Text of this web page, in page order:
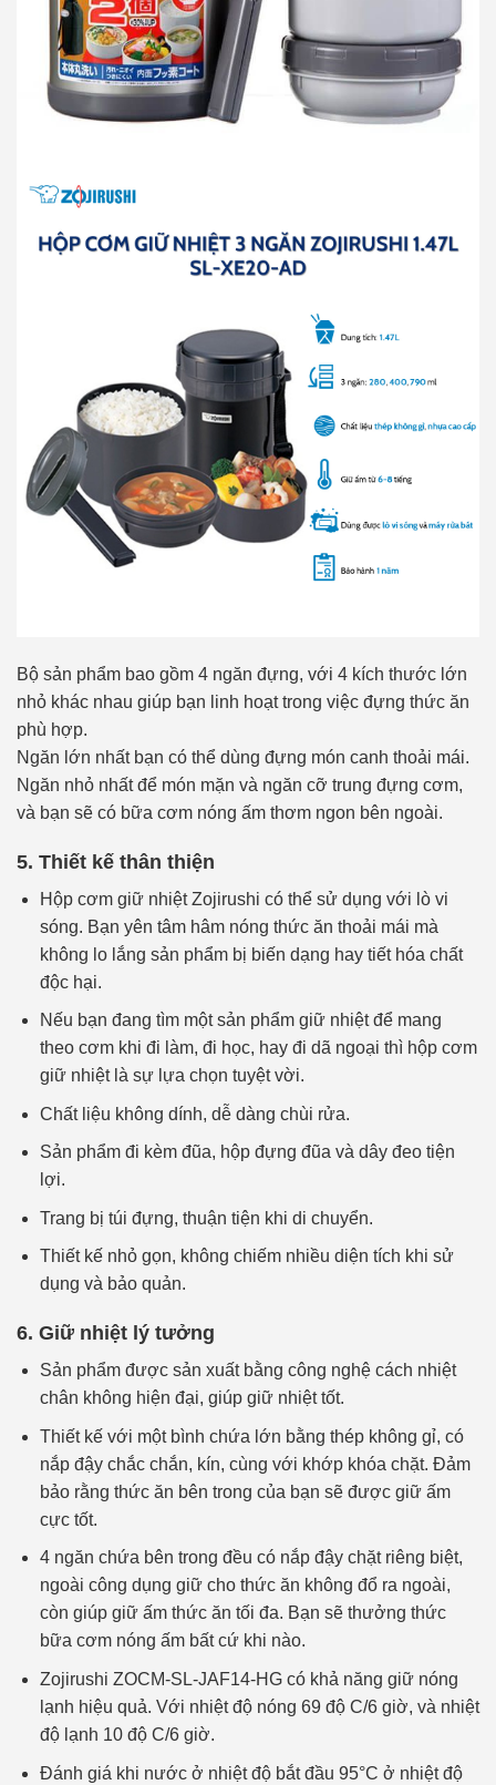
Bộ sản phẩm bao gồm 4 ngăn đựng, với 4 kích thước lớn
nhỏ khác nhau giúp bạn linh hoạt trong việc đựng thức ăn
phù hợp.
Ngăn lớn nhất bạn có thể dùng đựng món canh thoải mái.
Ngăn nhỏ nhất để món mặn và ngăn cỡ trung đựng cơm,
và bạn sẽ có bữa cơm nóng ấm thơm ngon bên ngoài.
5. Thiết kế thân thiện
Hộp cơm giữ nhiệt Zojirushi có thể sử dụng với lò vi
sóng. Bạn yên tâm hâm nóng thức ăn thoải mái mà
không lo lắng sản phẩm bị biến dạng hay tiết hóa chất
độc hại.
Nếu bạn đang tìm một sản phẩm giữ nhiệt để mang
theo cơm khi đi làm, đi học, hay đi dã ngoại thì hộp cơm
giữ nhiệt là sự lựa chọn tuyệt vời.
Chất liệu không dính, dễ dàng chùi rửa.
Sản phẩm đi kèm đũa, hộp đựng đũa và dây đeo tiện
lợi.
Trang bị túi đựng, thuận tiện khi di chuyển.
Thiết kế nhỏ gọn, không chiếm nhiều diện tích khi sử
dụng và bảo quản.
6. Giữ nhiệt lý tưởng
Sản phẩm được sản xuất bằng công nghệ cách nhiệt
chân không hiện đại, giúp giữ nhiệt tốt.
Thiết kế với một bình chứa lớn bằng thép không gỉ, có
nắp đậy chắc chắn, kín, cùng với khớp khóa chặt. Đảm
bảo rằng thức ăn bên trong của bạn sẽ được giữ ấm
cực tốt.
4 ngăn chứa bên trong đều có nắp đậy chặt riêng biệt,
ngoài công dụng giữ cho thức ăn không đổ ra ngoài,
còn giúp giữ ấm thức ăn tối đa. Bạn sẽ thưởng thức
bữa cơm nóng ấm bất cứ khi nào.
Zojirushi ZOCM-SL-JAF14-HG có khả năng giữ nóng
lạnh hiệu quả. Với nhiệt độ nóng 69 độ C/6 giờ, và nhiệt
độ lạnh 10 độ C/6 giờ.
Đánh giá khi nước ở nhiệt độ bắt đầu 95°C ở nhiệt độ